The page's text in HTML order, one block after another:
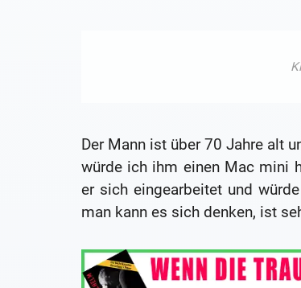
Der Mann ist über 70 Jahre alt
würde ich ihm einen Mac mini
er sich eingearbeitet und
man kann es sich denken, ist